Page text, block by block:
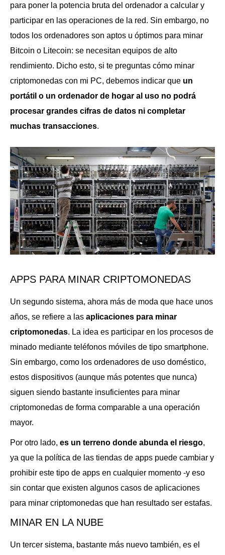
para poner la potencia bruta del ordenador a calcular y
participar en las operaciones de la red. Sin embargo, no
todos los ordenadores son aptos u óptimos para minar
Bitcoin o Litecoin: se necesitan equipos de alto
rendimiento. Dicho esto, si te preguntas cómo minar
criptomonedas con mi PC, debemos indicar que un
portátil o un ordenador de hogar al uso no podrá
procesar grandes cifras de datos ni completar
muchas transacciones.
APPS PARA MINAR CRIPTOMONEDAS
Un segundo sistema, ahora más de moda que hace unos
años, se refiere a las aplicaciones para minar
criptomonedas. La idea es participar en los procesos de
minado mediante teléfonos móviles de tipo smartphone.
Sin embargo, como los ordenadores de uso doméstico,
estos dispositivos (aunque más potentes que nunca)
siguen siendo bastante insuficientes para minar
criptomonedas de forma comparable a una operación
mayor.
Por otro lado, es un terreno donde abunda el riesgo,
ya que la política de las tiendas de apps puede cambiar y
prohibir este tipo de apps en cualquier momento -y eso
sin contar que existen algunos casos de aplicaciones
para minar criptomonedas que han resultado ser estafas.
MINAR EN LA NUBE
Un tercer sistema, bastante más nuevo también, es el